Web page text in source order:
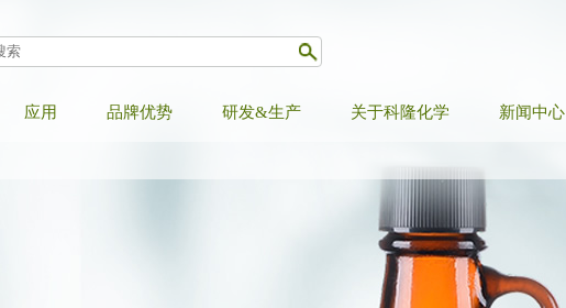
应用 品牌优势 研发&生产 关于科隆化学 新闻中心